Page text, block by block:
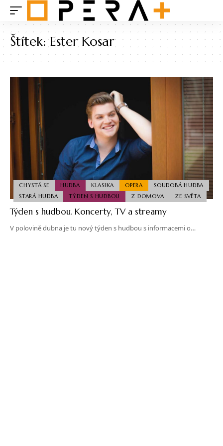
Štítek:Ester Kosar
CHYSTÁ SE HUDBA KLASIKA OPERA
SOUDOBÁ HUDBA
STARÁ HUDBA
TÝDEN S HUDBOU Z DOMOVA ZE SVĚTA
Týden s hudbou. Koncerty, TV a streamy
V polovině dubna je tu nový týden s hudbou s informacemi o…